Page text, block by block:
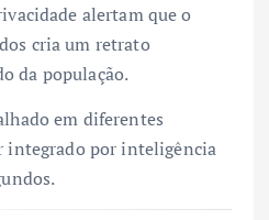
alertam que o
cria um retrato
da população.
em diferentes
integrado por inteligência